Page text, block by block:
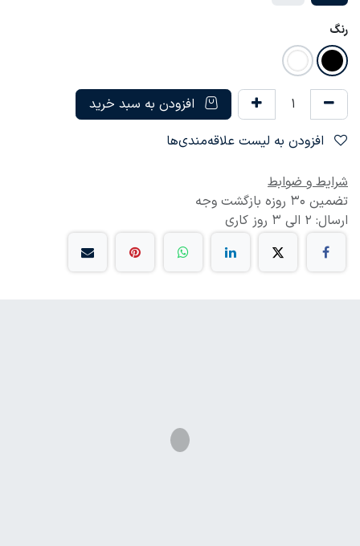
رنگ
افزودن به سبد خرید
شرایط و ضوابط
تضمین 30 روزه بازگشت وجه
ارسال: 2 الی 3 روز کاری